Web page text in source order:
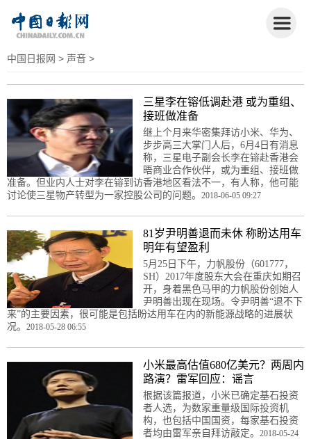
中国日报网 > 声音 >
三星李在镕低调赴港 或为重组、
接班做准备
继上个月来华密集拜访小米、华为、
步步高三大掌门人后，6月4日有消息
称，三星电子副会长李在镕赴香港会
晤商业合作伙伴，或为重组、接班做
准备。但业内人士对李在镕到访香港地区看法不一，有人称，他可能
讨论使三星物产转型为一家控股公司的问题。 2018-06-05 09:27
81岁尹明善退而未休 称盼达用车
明年有望盈利
5月25日下午，力帆股份（601777，
SH）2017年度股东大会在重庆如期召
开，身着黑色马甲的力帆股份创始人
尹明善出现在现场。令尹明善“退不下
来”的主要因素，很可能是包括盼达用车在内的新能源战略的进展状
况。 2018-05-28 06:55
小米最高估值680亿美元？两周内
路演？雷军回应：谣言
根据该篇报道，小米已确定基石投资
者人选，为数家重量级国际投资机
构，也包括中国国资，每家基石投资
者均由雷军亲自拜访敲定。 2018-05-24